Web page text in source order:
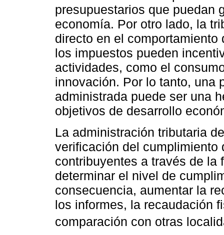
presupuestarios que puedan
economía. Por otro lado, la
directo en el
los impuestos pueden
actividades, como el
innovación. Por lo tanto, una
administrada puede ser una
objetivos de desarrollo
La administración tributaria
verificación del
contribuyentes a través de la
determinar el nivel de
consecuencia, aumentar la
los informes, la recaudación
comparación con otras